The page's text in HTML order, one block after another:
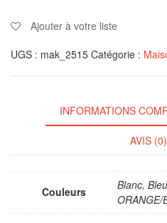
Ajouter à votre liste
UGS : mak_2515 Catégorie :
INFORMATIONS
AVIS (0)
Couleurs
Blanc,
ORANGE/